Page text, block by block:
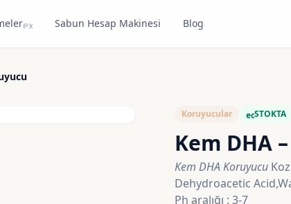
expand_moreSabun Hesap Makinesi Blog
Koruyucular ecoSTOKTA
Kem DHA
Kem DHA Koruyucu
Dehydroacetic
Ph aralığı : 3-7